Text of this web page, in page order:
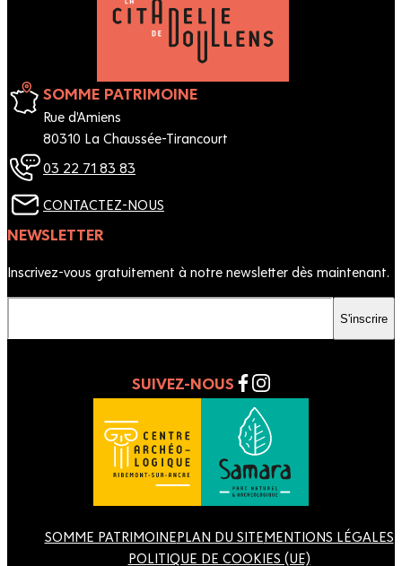
SOMME PATRIMOINE
Rue d'Amiens
80310 La Chaussée-Tirancourt
03 22 71 83 83
CONTACTEZ-NOUS
NEWSLETTER
Inscrivez-vous gratuitement à notre newsletter dès maintenant.
S'inscrire
SUIVEZ-NOUS
SOMME PATRIMOINEPLAN DU SITEMENTIONS LÉGALES
POLITIQUE DE COOKIES (UE)